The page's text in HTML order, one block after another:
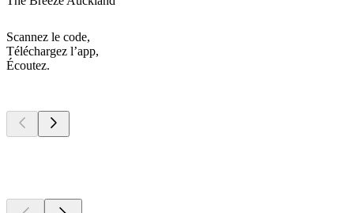
Scannez le code,
Téléchargez l’app,
Écoutez.